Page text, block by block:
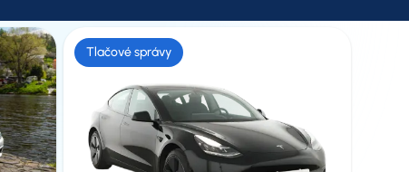
Tlačové správy